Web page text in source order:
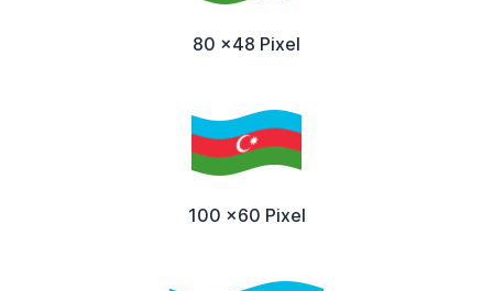
80 x48 Pixel
100 x60 Pixel